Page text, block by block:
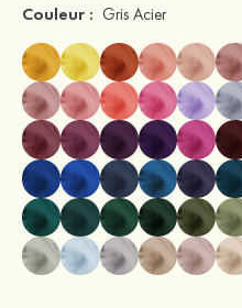
Couleur : Gris Acier